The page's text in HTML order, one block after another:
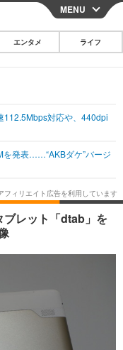
CLOSE
その他
韓国・芸能
スポーツ
グルメ
ショッピング
MENU
エンタメ ライフ
対応や、440dpi
を発表……“AKBダケ”バージ
ブレット「dtab」を